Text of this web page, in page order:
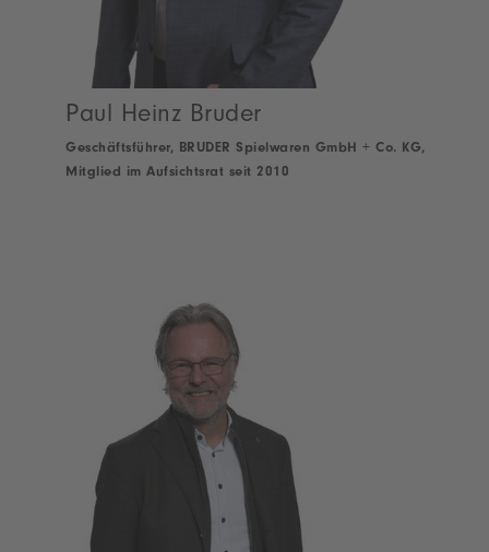
Paul Heinz Bruder
Geschäftsführer, BRUDER Spielwaren GmbH + Co. KG,
Mitglied im Aufsichtsrat seit 2010